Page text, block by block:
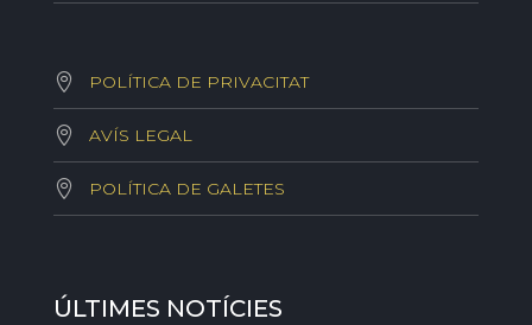
POLÍTICA DE PRIVACITAT
AVÍS LEGAL
POLÍTICA DE GALETES
ÚLTIMES NOTÍCIES